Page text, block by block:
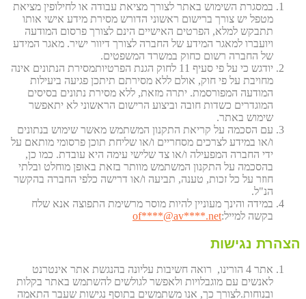
במסגרת השימוש באתר לצורך מציאת עבודה או לחילופין מציאת
מטפל יש צורך ברישום ראשוני הדורש מסירת מידע אישי אותו
תתבקש למלא, הפרטים האישיים הינם לצורך פרסום המודעה
ויועברו למאגר המידע של החברה לצורך דיוור ישיר. מאגר המידע
של החברה רשום כחוק במשרד המשפטים.
יודגש כי על פי סעיף 11 לחוק הגנת הפרטיותמסירת הנתונים אינה
מחויבת על פי חוק, אולם ללא מסירתם תיתכן פגיעה ביעילות
המודעה המפורסמת. יתרה מזאת, ללא מסירת נתונים בסיסים
המוגדרים כשדות חובה וביצוע הרישום הראשוני לא יתאפשר
שימוש באתר.
עם הסכמה על קריאת התקנון המשתמש מאשר שימוש בנתונים
ו/או במידע לצרכים מסחריים ו/או שליחת תוכן פרסומי מותאם על
ידי החברה המפעילה ו/או צד שלישי עימה היא עובדת. כמו כן,
בהסכמה על התקנון המשתמש מוותר בזאת באופן מוחלט ובלתי
חוזר על כל זכות, טענה, תביעה ו/או דרישה כלפי החברה בהקשר
הנ"ל.
במידה והינך מעוניין להיות מוסר מרשימת התפוצה אנא שלח
בקשה למייל:
of****@av****.net
הצהרת נגישות
אתר 4 הורינו, רואה חשיבות עליונה בהנגשת אתר אינטרנט
לאנשים עם מוגבלויות ולאפשר לגולשים להשתמש באתר בקלות
ובנוחות.לצורך כך, אנו משתמשים בתוסף נגישות שעבר התאמה